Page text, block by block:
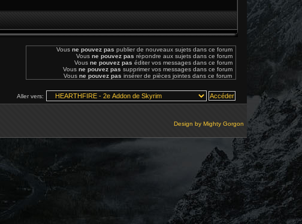
Vous ne pouvez pas publier de nouveaux sujets dans ce forum
Vous ne pouvez pas répondre aux sujets dans ce forum
Vous ne pouvez pas éditer vos messages dans ce forum
Vous ne pouvez pas supprimer vos messages dans ce forum
Vous ne pouvez pas insérer de pièces jointes dans ce forum
Aller vers:
Design by Mighty Gorgon